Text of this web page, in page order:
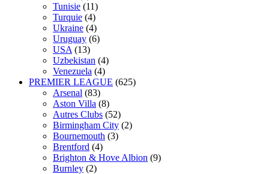
Tunisie (11)
Turquie (4)
Ukraine (4)
Uruguay (6)
USA (13)
Uzbekistan (4)
Venezuela (4)
PREMIER LEAGUE (625)
Arsenal (83)
Aston Villa (8)
Autres Clubs (52)
Birmingham City (2)
Bournemouth (3)
Brentford (4)
Brighton & Hove Albion (9)
Burnley (2)